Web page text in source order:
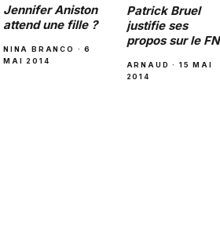
Jennifer Aniston
attend une fille ?
NINA BRANCO · 6
MAI 2014
Patrick Bruel
justifie ses
propos sur le FN
ARNAUD · 15 MAI
2014